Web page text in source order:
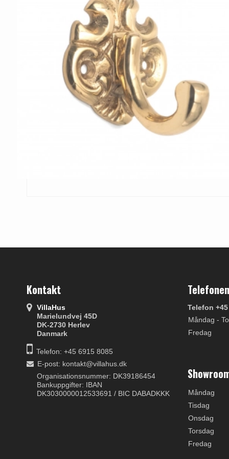
Kontakt
VillaHus
Marielundvej 45D
DK-2730 Herlev
Danmark
Telefon: +45 6915 8085
E-post: kontakt@villahus.dk
Organisationsnummer: DK39186454
Bankuppgifter: IBAN
DK3030000012533691 / BIC DABADKKK
Telefon
Måndag -
Fredag
Måndag
Tisdag
Onsdag
Torsdag
Fredag